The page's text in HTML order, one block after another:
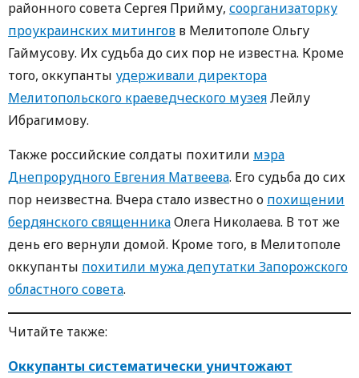
районного совета Сергея Прийму, соорганизаторку
проукраинских митингов в Мелитополе Ольгу
Гаймусову. Их судьба до сих пор не известна. Кроме
того, оккупанты удерживали директора
Мелитопольского краеведческого музеяЛейлу
Ибрагимову.
Также российские солдаты похитили мэра
Днепрорудного Евгения Матвеева. Его судьба до сих
пор неизвестна. Вчера стало известно о похищении
бердянского священникаОлега Николаева. В тот же
день его вернули домой. Кроме того, в Мелитополе
оккупанты похитили мужа депутатки Запорожского
областного совета.
Читайте также:
Оккупанты систематически уничтожают